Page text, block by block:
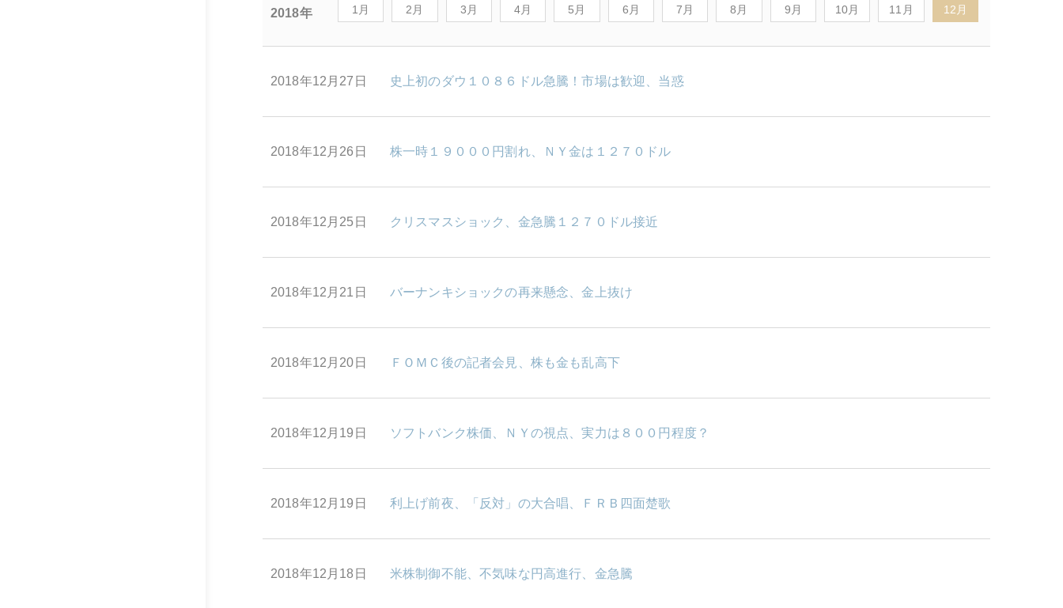
2018年 1月 2月 3月 4月 5月 6月 7月 8月 9月 10月 11月 12月
2018年12月27日 史上初のダウ１０８６ドル急騰！市場は歓迎、当惑
2018年12月26日 株一時１９０００円割れ、ＮＹ金は１２７０ドル
2018年12月25日 クリスマスショック、金急騰１２７０ドル接近
2018年12月21日 バーナンキショックの再来懸念、金上抜け
2018年12月20日 ＦＯＭＣ後の記者会見、株も金も乱高下
2018年12月19日 ソフトバンク株価、ＮＹの視点、実力は８００円程度？
2018年12月19日 利上げ前夜、「反対」の大合唱、ＦＲＢ四面楚歌
2018年12月18日 米株制御不能、不気味な円高進行、金急騰